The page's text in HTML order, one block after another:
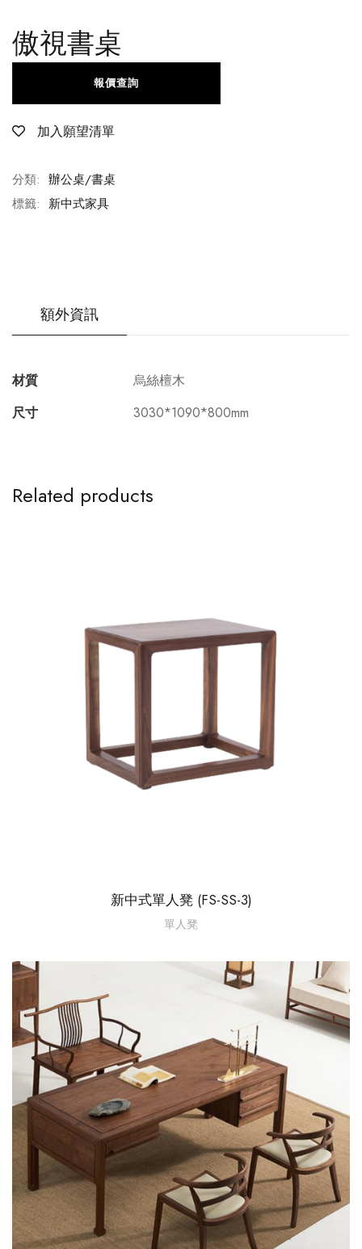
傲視書桌
加入願望清單
報價查詢
分類: 辦公桌/書桌
標籤: 新中式家具
額外資訊
材質
烏絲檀木
尺寸
3030*1090*800mm
Related products
新中式單人凳 (FS-SS-3)
單人凳